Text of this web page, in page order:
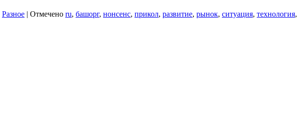
Разное | Отмечено ru, башорг, нонсенс, прикол, развитие, рынок, ситуация, технология,